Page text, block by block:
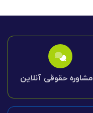
مشاوره حقوقی آنلاین